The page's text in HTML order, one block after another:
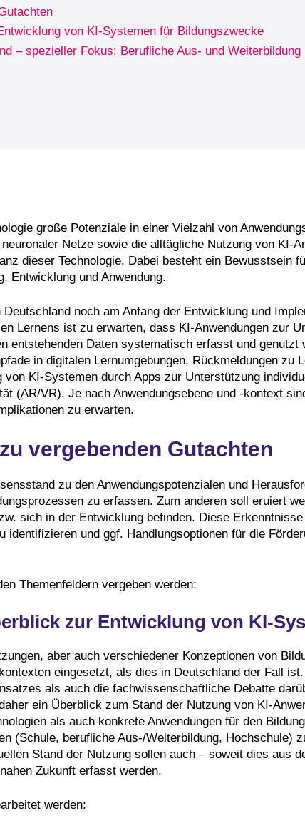
von KI-Systemen für Bildungszwecke
– spezieller Fokus: Berufliche Aus- und Weiterbildung
große Potenziale in einer Vielzahl von
Netze sowie die alltägliche Nutzung von KI-
dieser Technologie. Dabei besteht ein Bewusstsein
Entwicklung und Anwendung.
noch am Anfang der Entwicklung und
Lernens ist zu erwarten, dass KI-Anwendungen zur
entstehenden Daten systematisch erfasst und genutzt
in digitalen Lernumgebungen, Rückmeldungen
KI-Systemen durch Apps zur Unterstützung
(AR/VR). Je nach Anwendungsebene und -kontext
zu erwarten.
vergebenden Gutachten
zu den Anwendungspotenzialen und
zu erfassen. Zum anderen soll eruiert
sich in der Entwicklung befinden. Diese
und ggf. Handlungsoptionen für die
Themenfeldern vergeben werden:
zur Entwicklung von KI-
aber auch verschiedener Konzeptionen von
eingesetzt, als dies in Deutschland der Fall
als auch die fachwissenschaftliche Debatte
ein Überblick zum Stand der Nutzung von KI-
als auch konkrete Anwendungen für den
(Schule, berufliche Aus-/Weiterbildung, Hochschule)
Stand der Nutzung sollen auch – soweit dies aus
Zukunft erfasst werden.
werden: